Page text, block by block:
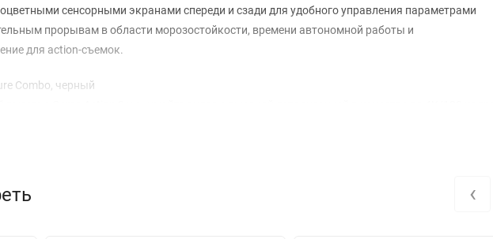
сенсорными экранами спереди и сзади для удобного управления параметрами
прорывам в области морозостойкости, времени автономной работы и
для action-съемок.
Combo, черный
захватить в кадр еще больше впечатлений. Автоматическая калибровка баланса белого и
‹